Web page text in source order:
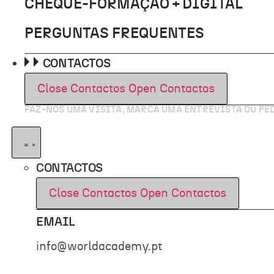
CHEQUE-FORMAÇÃO + DIGITAL
PERGUNTAS FREQUENTES
CONTACTOS
Close Contactos Open Contactos
FAZ-NOS UMA VISITA, MARCA UMA ENTREVISTA OU
CONTACTOS
Close Contactos Open Contactos
EMAIL
info@worldacademy.pt